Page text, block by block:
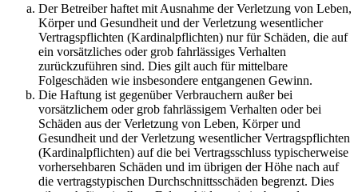
Der Betreiber haftet mit Ausnahme der Verletzung von Leben,
Körper und Gesundheit und der Verletzung wesentlicher
Vertragspflichten (Kardinalpflichten) nur für Schäden, die auf
ein vorsätzliches oder grob fahrlässiges Verhalten
zurückzuführen sind. Dies gilt auch für mittelbare
Folgeschäden wie insbesondere entgangenen Gewinn.
Die Haftung ist gegenüber Verbrauchern außer bei
vorsätzlichem oder grob fahrlässigem Verhalten oder bei
Schäden aus der Verletzung von Leben, Körper und
Gesundheit und der Verletzung wesentlicher Vertragspflichten
(Kardinalpflichten) auf die bei Vertragsschluss typischerweise
vorhersehbaren Schäden und im übrigen der Höhe nach auf
die vertragstypischen Durchschnittsschäden begrenzt. Dies